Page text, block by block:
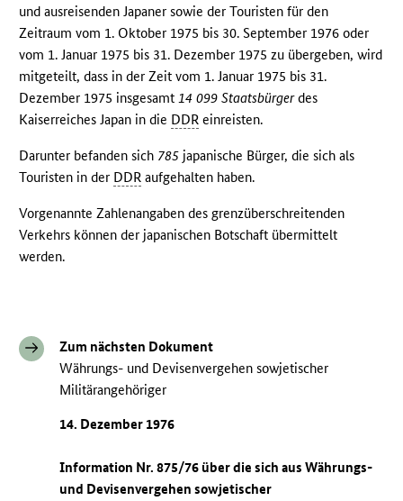
und ausreisenden Japaner sowie der Touristen für den
Zeitraum vom 1. Oktober 1975 bis 30. September 1976 oder
vom 1. Januar 1975 bis 31. Dezember 1975 zu übergeben, wird
mitgeteilt, dass in der Zeit vom 1. Januar 1975 bis 31.
Dezember 1975 insgesamt14 099 Staatsbürgerdes
Kaiserreiches Japan in die DDR einreisten.
Darunter befanden sich 785 japanische Bürger, die sich als
Touristen in der DDR aufgehalten haben.
Vorgenannte Zahlenangaben des grenzüberschreitenden
Verkehrs können der japanischen Botschaft übermittelt
werden.
Zum nächsten Dokument
Währungs- und Devisenvergehen sowjetischer
Militärangehöriger
14. Dezember 1976
Information Nr. 875/76 über die sich aus Währungs-
und Devisenvergehen sowjetischer